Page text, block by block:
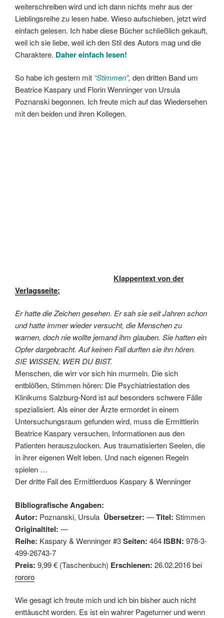
weiterschreiben wird und ich dann nichts mehr aus der
Lieblingsreihe zu lesen habe. Wieso aufschieben, jetzt wird
einfach gelesen. Ich habe diese Bücher schließlich gekauft,
weil ich sie liebe, weil ich den Stil des Autors mag und die
Charaktere. Daher einfach lesen!
So habe ich gestern mit “Stimmen”, den dritten Band um
Beatrice Kaspary und Florin Wenninger von Ursula
Poznanski begonnen. Ich freute mich auf das Wiedersehen
mit den beiden und ihren Kollegen.
Klappentext von der
Verlagsseite:
Er hatte die Zeichen gesehen. Er sah sie seit Jahren schon
und hatte immer wieder versucht, die Menschen zu
warnen, doch nie wollte jemand ihm glauben. Sie hatten ein
Opfer dargebracht. Auf keinen Fall durften sie ihn hören.
SIE WISSEN, WER DU BIST.
Menschen, die wirr vor sich hin murmeln. Die sich
entblößen, Stimmen hören: Die Psychiatriestation des
Klinikums Salzburg-Nord ist auf besonders schwere Fälle
spezialisiert. Als einer der Ärzte ermordet in einem
Untersuchungsraum gefunden wird, muss die Ermittlerin
Beatrice Kaspary versuchen, Informationen aus den
Patienten herauszulocken. Aus traumatisierten Seelen, die
in ihrer eigenen Welt leben. Und nach eigenen Regeln
spielen …
Der dritte Fall des Ermittlerduos Kaspary & Wenninger
Bibliografische Angaben:
Autor: Poznanski, Ursula Übersetzer: —Titel: Stimmen
Originaltitel: —
Reihe: Kaspary & Wenninger #3Seiten: 464 ISBN: 978-3-
499-26743-7
Preis: 9,99 € (Taschenbuch) Erschienen: 26.02.2016 bei
rororo
Wie gesagt ich freute mich und ich bin bisher auch nicht
enttäuscht worden. Es ist ein wahrer Pageturner und wenn